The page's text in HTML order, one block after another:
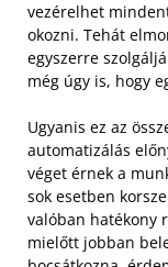
vezérelhet
okozni. Tehát
egyszerre
még úgy is, hogy
Ugyanis ez az
automatizálás
véget érnek a
sok esetben
valóban hatékony
mielőtt jobban